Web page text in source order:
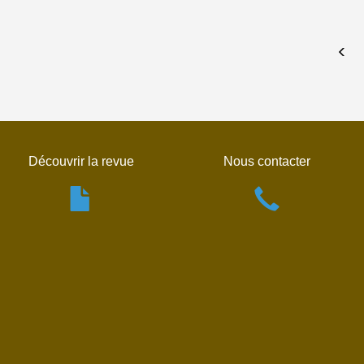
Découvrir la revue Nous contacter